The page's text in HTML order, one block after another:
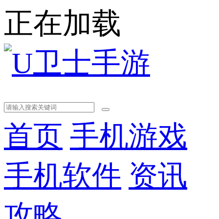
正在加载
首页 手机游戏
手机软件 资讯